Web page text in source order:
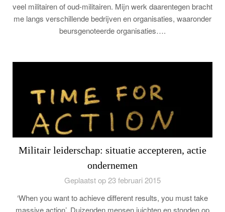
veel militairen of oud-militairen. Mijn werk daarentegen bracht
me langs verschillende bedrijven en organisaties, waaronder
beursgenoteerde organisaties….
Militair leiderschap: situatie accepteren, actie
ondernemen
Geplaatst op 23 februari 2015
‘When you want to achieve different results, you must take
massive action’. Duizenden mensen juichten en stonden op